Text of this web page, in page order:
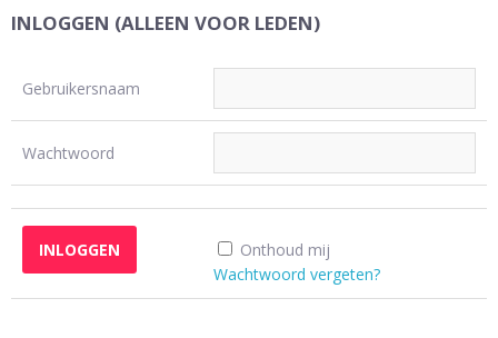
INLOGGEN (ALLEEN VOOR LEDEN)
Gebruikersnaam
Wachtwoord
Onthoud mij
Wachtwoord vergeten?